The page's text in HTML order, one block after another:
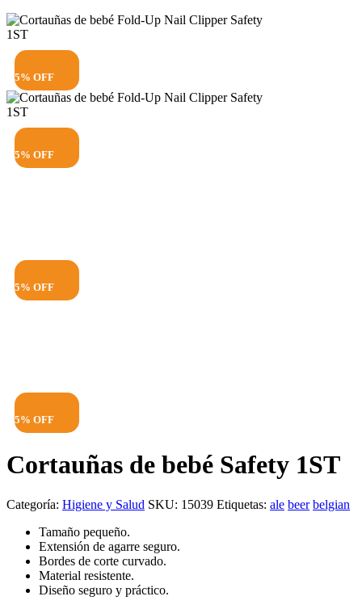
5% OFF
5% OFF
5% OFF
5% OFF
Cortauñas de bebé Safety 1ST
Categoría: Higiene y Salud SKU: 15039 Etiquetas: ale beer belgian
Tamaño pequeño.
Extensión de agarre seguro.
Bordes de corte curvado.
Material resistente.
Diseño seguro y práctico.